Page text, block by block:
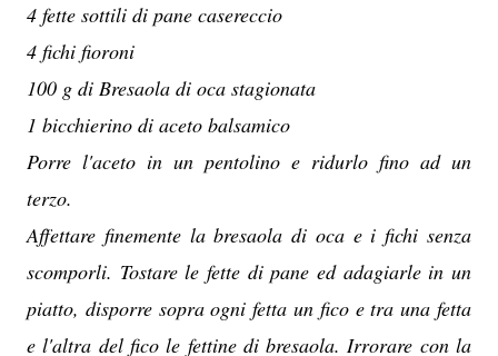
4 fette sottili di pane casereccio
4 fichi fioroni
100 g di Bresaola di oca stagionata
1 bicchierino di aceto balsamico
Porre l'aceto in un pentolino e ridurlo fino ad un
terzo.
Affettare finemente la bresaola di oca e i fichi senza
scomporli. Tostare le fette di pane ed adagiarle in un
piatto, disporre sopra ogni fetta un fico e tra una fetta
e l'altra del fico le fettine di bresaola. Irrorare con la